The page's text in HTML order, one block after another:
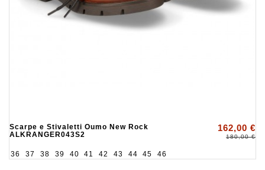
Scarpe e Stivaletti Oumo New Rock
ALKRANGER043S2
162,00 €
180,00 €
36 37 38 39 40 41 42 43 44 45 46